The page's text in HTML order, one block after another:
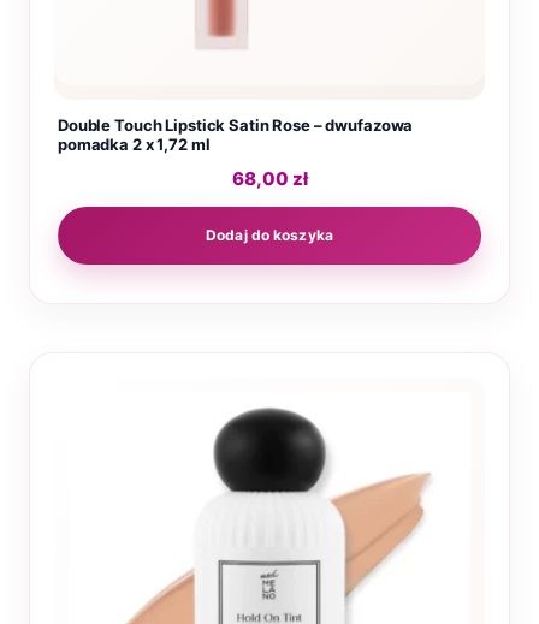
Double Touch Lipstick Satin Rose – dwufazowa
pomadka 2 x 1,72 ml
68,00 zł
Dodaj do koszyka